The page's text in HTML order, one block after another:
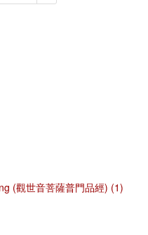
(觀世音菩薩普門品經) (1)